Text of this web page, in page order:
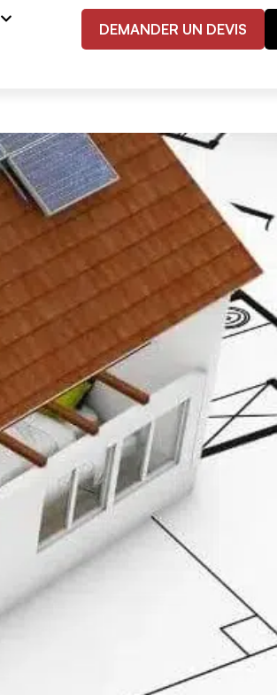
DEMANDER UN DEVIS